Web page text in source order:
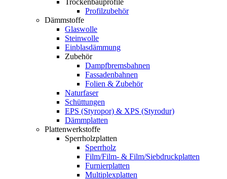
Trockenbauprofile
Profilzubehör
Dämmstoffe
Glaswolle
Steinwolle
Einblasdämmung
Zubehör
Dampfbremsbahnen
Fassadenbahnen
Folien & Zubehör
Naturfaser
Schüttungen
EPS (Styropor) & XPS (Styrodur)
Dämmplatten
Plattenwerkstoffe
Sperrholzplatten
Sperrholz
Film/Film- & Film/Siebdruckplatten
Furnierplatten
Multiplexplatten